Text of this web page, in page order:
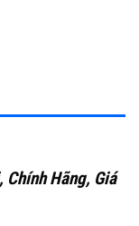
Hãng, Giá